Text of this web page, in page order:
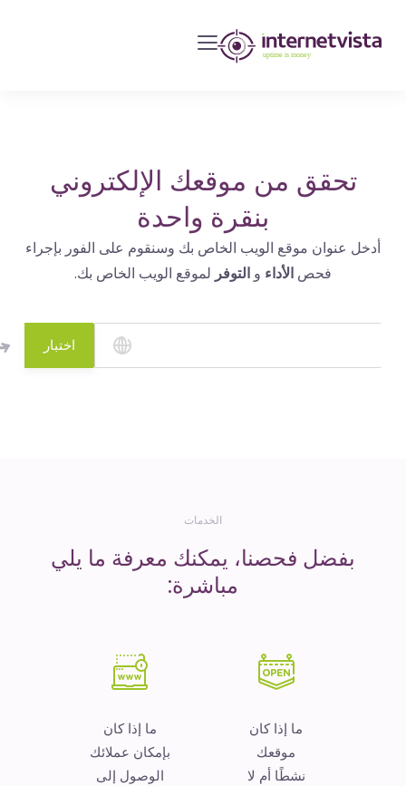
مراقبة
مواقع
الويب
الإنترنت
التشغيل
تحقق من موقعك الإلكتروني
بنقرة واحدة
أدخل عنوان موقع الويب الخاص بك وسنقوم على الفور بإجراء
فحصالأداءو التوفرلموقع الويب الخاص بك.
اختبار
الخدمات
بفضل فحصنا، يمكنك معرفة ما يلي
مباشرة:
ما إذا كان
موقعك
نشطًا أم لا
ما إذا كان
بإمكان عملائك
الوصول إلى